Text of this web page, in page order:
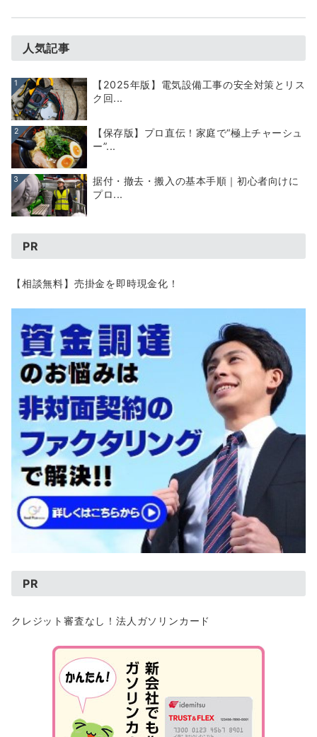
人気記事
1
【2025年版】電気設備工事の安全対策とリス
ク回...
2
【保存版】プロ直伝！家庭で“極上チャーシュ
ー”...
3
据付・撤去・搬入の基本手順｜初心者向けに
プロ...
PR
【相談無料】売掛金を即時現金化！
PR
クレジット審査なし！法人ガソリンカード